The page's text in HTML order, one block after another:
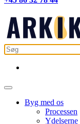
Byg med os
Processen
Ydelserne